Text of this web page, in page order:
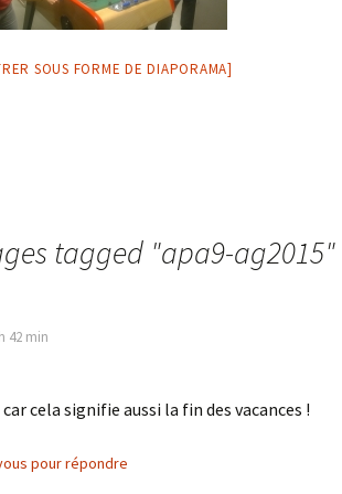
SOUS FORME DE DIAPORAMA]
tagged "apa9-ag2015"
42 min
cela signifie aussi la fin des vacances !
pour répondre